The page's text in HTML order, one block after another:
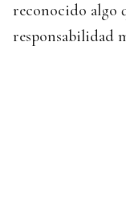
reconocido algo
responsabilidad